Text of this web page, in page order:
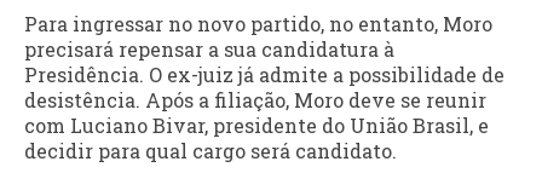
Para ingressar no novo partido, no entanto, Moro
precisará repensar a sua candidatura à
Presidência. O ex-juiz já admite a possibilidade de
desistência. Após a filiação, Moro deve se reunir
com Luciano Bivar, presidente do União Brasil, e
decidir para qual cargo será candidato.